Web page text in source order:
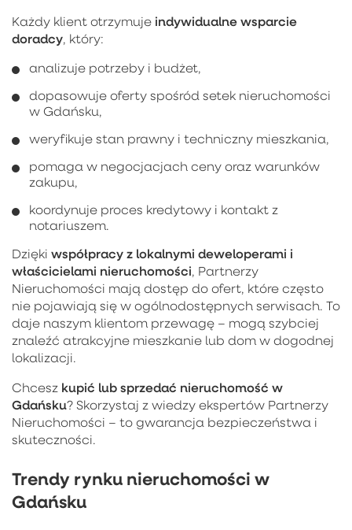
Każdy klient otrzymuje indywidualne wsparcie
doradcy, który:
analizuje potrzeby i budżet,
dopasowuje oferty spośród setek nieruchomości
w Gdańsku,
weryfikuje stan prawny i techniczny mieszkania,
pomaga w negocjacjach ceny oraz warunków
zakupu,
koordynuje proces kredytowy i kontakt z
notariuszem.
Dzięki współpracy z lokalnymi deweloperami i
właścicielami nieruchomości, Partnerzy
Nieruchomości mają dostęp do ofert, które często
nie pojawiają się w ogólnodostępnych serwisach. To
daje naszym klientom przewagę – mogą szybciej
znaleźć atrakcyjne mieszkanie lub dom w dogodnej
lokalizacji.
Chcesz kupić lub sprzedać nieruchomość w
Gdańsku? Skorzystaj z wiedzy ekspertów Partnerzy
Nieruchomości – to gwarancja bezpieczeństwa i
skuteczności.
Trendy rynku nieruchomości w
Gdańsku